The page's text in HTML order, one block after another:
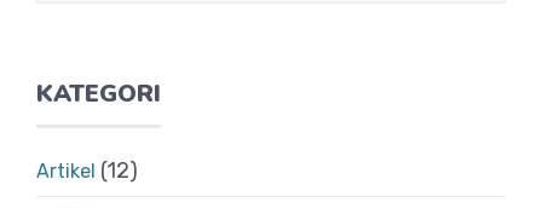
KATEGORI
Artikel (12)